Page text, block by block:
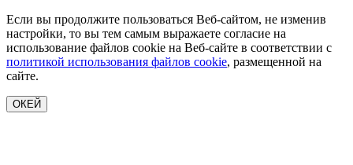
Если вы продолжите пользоваться Веб-сайтом, не изменив
настройки, то вы тем самым выражаете согласие на
использование файлов cookie на Веб-сайте в соответствии с
политикой использования файлов cookie, размещенной на
сайте.
ОКЕЙ